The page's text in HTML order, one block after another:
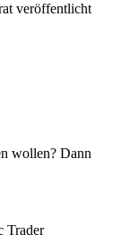
veröffentlicht
wollen? Dann
Trader